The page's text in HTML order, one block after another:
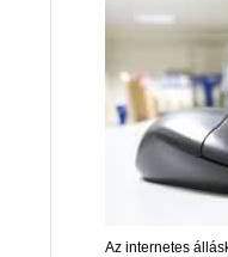
Az internetes